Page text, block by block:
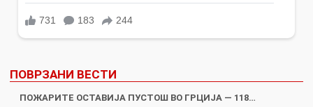
ПОВРЗАНИ ВЕСТИ
ПОЖАРИТЕ ОСТАВИЈА ПУСТОШ ВО ГРЦИЈА — 118…